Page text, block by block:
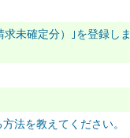
未確定分）｣を登録しま
法を教えてください。